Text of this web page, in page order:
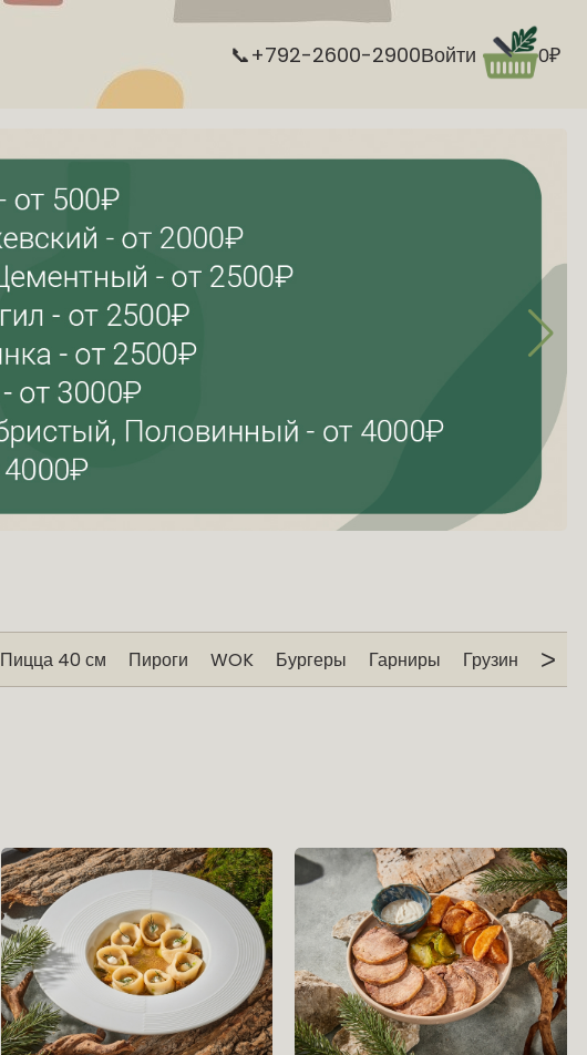
📞+792-2600-2900Войти 0₽
Пицца 40 см Пироги WOK Бургеры Гарниры Грузинское
>